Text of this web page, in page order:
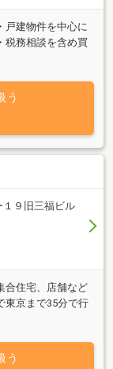
戸建物件を中心に
税務相談を含め買
をお気軽に、ご
外構から宅地造
事務所は、小田
階のため少し分
幸いです。お待ち
う
９旧三福ビル
合住宅、店舗など
東京まで35分で行
まれたのどかな
方を一緒にイメ
。賃貸だけでな
う